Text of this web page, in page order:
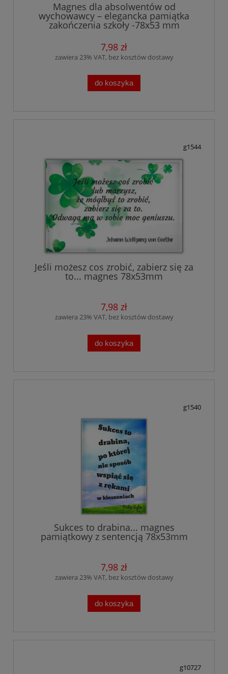
Magnes dla absolwentów od
wychowawcy – elegancka pamiątka
zakończenia szkoły -78x53 mm
7,98 zł
zawiera 23% VAT, bez kosztów dostawy
do koszyka
g1544
Jeśli możesz cos zrobić, zabierz się za
to... magnes 78x53mm
7,98 zł
zawiera 23% VAT, bez kosztów dostawy
do koszyka
g1540
Sukces to drabina... magnes
pamiątkowy z sentencją 78x53mm
7,98 zł
zawiera 23% VAT, bez kosztów dostawy
do koszyka
g10727